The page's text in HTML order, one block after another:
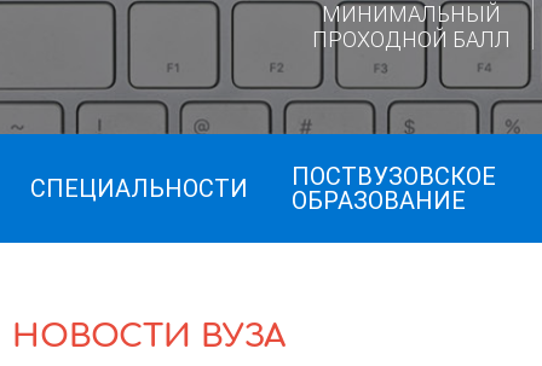
МИНИМАЛЬНЫЙ
ПРОХОДНОЙ БАЛЛ
СПЕЦИАЛЬНОСТИ
ПОСТВУЗОВСКОЕ
ОБРАЗОВАНИЕ
НОВОСТИ ВУЗА